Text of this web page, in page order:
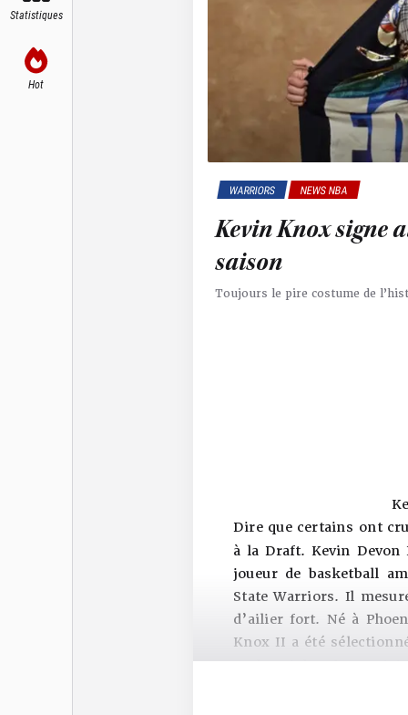
Statistiques
Hot
WARRIORS NEWS NBA
Kevin Knox signe
saison
Toujours le pire costume de
Dire que certains ont
à la Draft. Kevin
joueur de basketball
State Warriors. Il
d’ailier fort. Né à
Knox II a été
York Knicks. Il a